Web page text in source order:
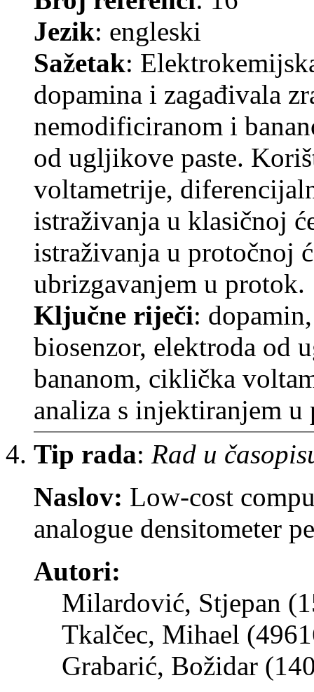
Jezik: engleski
Sažetak:
dopamina i zagađivala
nemodificiranom i
od ugljikove paste.
voltametrije,
istraživanja u klasičnoj
istraživanja u protočnoj
ubrizgavanjem u protok.
Ključne riječi:
biosenzor, elektroda od
bananom, ciklička
analiza s injektiranjem u
Tip rada: Rad u
Naslov: Low-cost
analogue densitometer
Autori:
Milardović, Stjepan
Tkalčec, Mihael
Grabarić, Božidar